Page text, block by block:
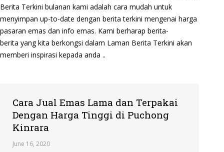
Berita Terkini bulanan kami adalah cara mudah untuk
menyimpan up-to-date dengan berita terkini mengenai harga
pasaran emas dan info emas. Kami berharap berita-
berita yang kita berkongsi dalam Laman Berita Terkini akan
memberi inspirasi kepada anda ..
Cara Jual Emas Lama dan Terpakai
Dengan Harga Tinggi di Puchong
Kinrara
June 16, 2020